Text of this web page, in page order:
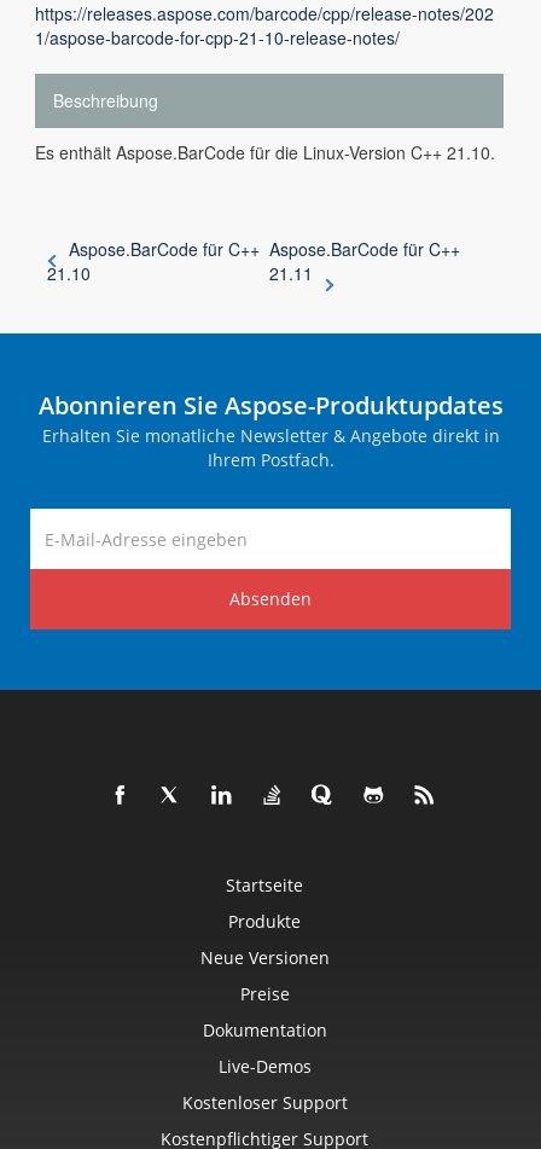
https://releases.aspose.com/barcode/cpp/release-notes/202
1/aspose-barcode-for-cpp-21-10-release-notes/
Beschreibung
Es enthält Aspose.BarCode für die Linux-Version C++ 21.10.
Aspose.BarCode für C++
21.10
Aspose.BarCode für C++
21.11
Abonnieren Sie Aspose-Produktupdates
Erhalten Sie monatliche Newsletter & Angebote direkt in
Ihrem Postfach.
Absenden
Startseite
Produkte
Neue Versionen
Preise
Dokumentation
Live-Demos
Kostenloser Support
Kostenpflichtiger Support